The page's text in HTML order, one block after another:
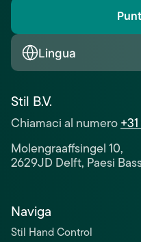
Lingua
Stil B.V.
Chiamaci al numero
Molengraaffsingel 10,
2629JD Delft, Paesi
Naviga
Stil Hand Control